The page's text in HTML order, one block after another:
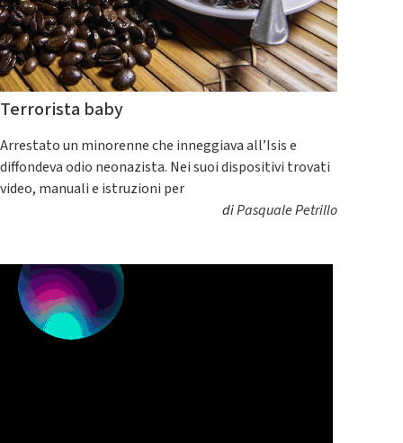
Terrorista baby
Arrestato un minorenne che inneggiava all’Isis e
diffondeva odio neonazista. Nei suoi dispositivi trovati
video, manuali e istruzioni per
diPasquale Petrillo